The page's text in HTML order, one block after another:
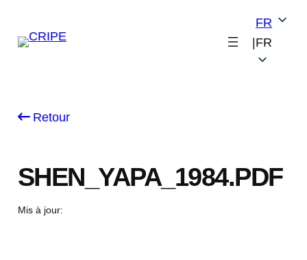
|
FR
FR
Retour
SHEN_YAPA_1984.PDF
Mis à jour: